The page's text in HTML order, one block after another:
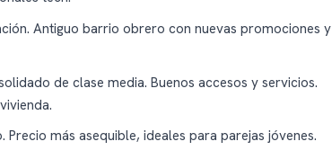
Antiguo barrio obrero con nuevas promociones y
de clase media. Buenos accesos y servicios.
más asequible, ideales para parejas jóvenes.